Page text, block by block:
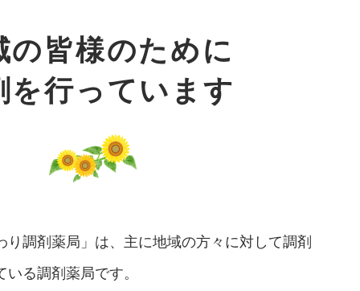
の皆様のために
を行っています
り調剤薬局」は、主に地域の方々に対して調剤
いる調剤薬局です。